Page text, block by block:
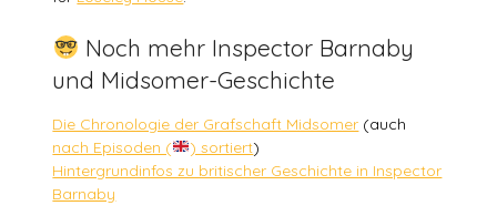
Noch mehr Inspector Barnaby
und Midsomer-Geschichte
Die Chronologie der Grafschaft Midsomer (auch
nach Episoden (
) sortiert)
Hintergrundinfos zu britischer Geschichte in Inspector
Barnaby